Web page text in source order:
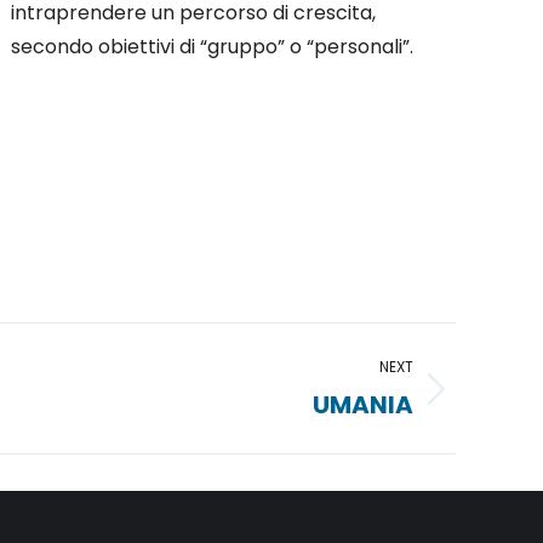
intraprendere un percorso di crescita,
secondo obiettivi di “gruppo” o “personali”.
NEXT
UMANIA